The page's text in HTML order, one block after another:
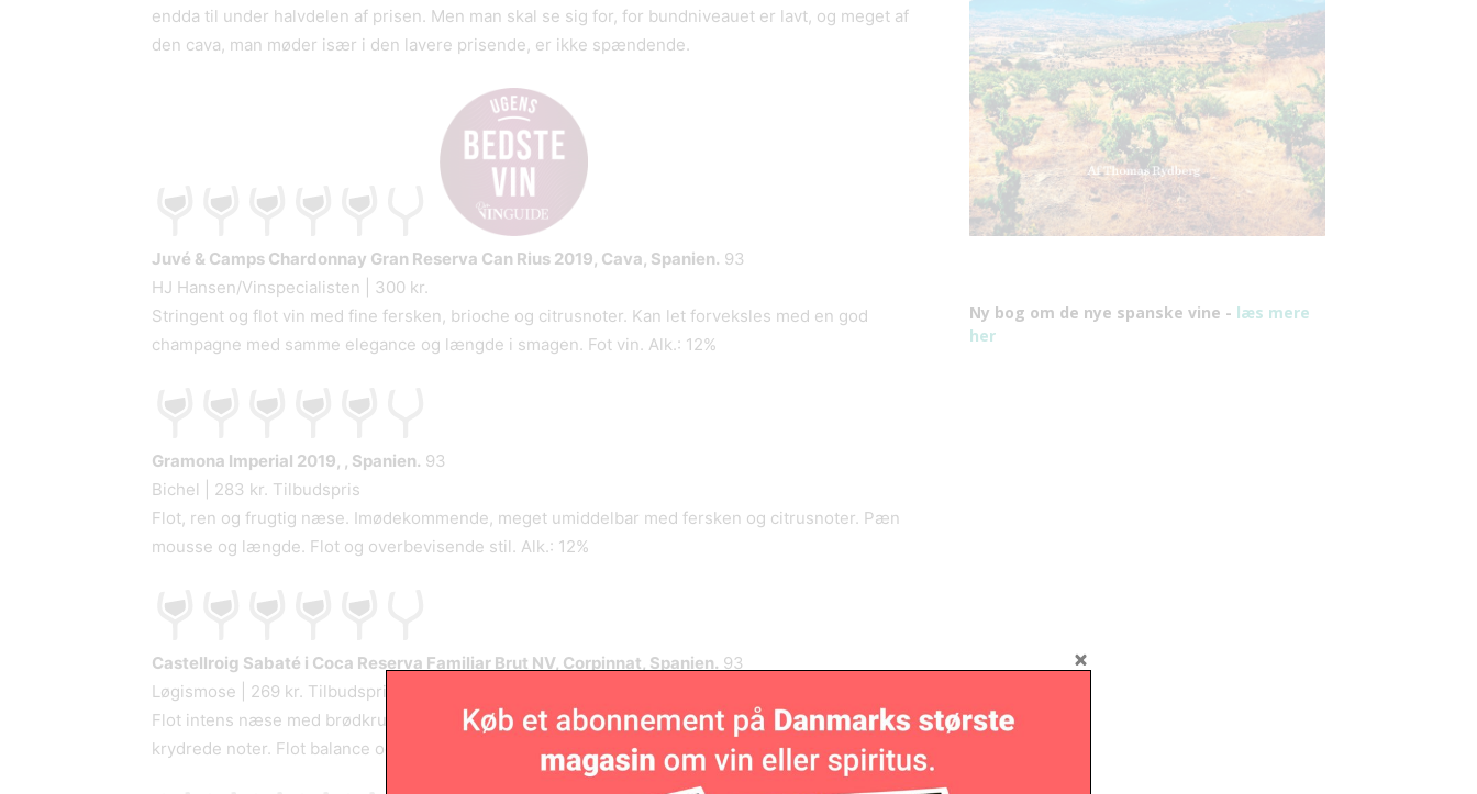
endda til under halvdelen af prisen. Men man skal se sig for, for bundniveauet er lavt, og meget af
den cava, man møder især i den lavere prisende, er ikke spændende.
Juvé & Camps Chardonnay Gran Reserva Can Rius 2019, Cava, Spanien. 93
HJ Hansen/Vinspecialisten | 300 kr.
Stringent og flot vin med fine fersken, brioche og citrusnoter. Kan let forveksles med en god
champagne med samme elegance og længde i smagen. Fot vin. Alk.: 12%
Gramona Imperial 2019, , Spanien. 93
Bichel | 283 kr. Tilbudspris
Flot, ren og frugtig næse. Imødekommende, meget umiddelbar med fersken og citrusnoter. Pæn
mousse og længde. Flot og overbevisende stil. Alk.: 12%
Castellroig Sabaté i Coca Reserva Familiar Brut NV, Corpinnat, Spanien. 93
Løgismose | 269 kr. Tilbudspris
Flot intens næse med brødkrummer. Fornemmer alder i smagen med nedfaldsfrugt, brioche og
krydrede noter. Flot balance og en ret flot dybde i smagen. Alk.: 11,5%
Ny bog om de nye spanske vine - læs mere
her